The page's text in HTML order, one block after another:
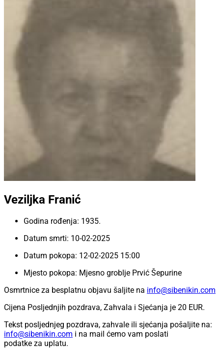
Veziljka Franić
Godina rođenja: 1935.
Datum smrti: 10-02-2025
Datum pokopa: 12-02-2025 15:00
Mjesto pokopa: Mjesno groblje Prvić Šepurine
Osmrtnice za besplatnu objavu šaljite na info@sibenikin.com
Cijena Posljednjih pozdrava, Zahvala i Sjećanja je 20 EUR.
Tekst posljednjeg pozdrava, zahvale ili sjećanja pošaljite na:
info@sibenikin.com i na mail ćemo vam poslati
podatke za uplatu.